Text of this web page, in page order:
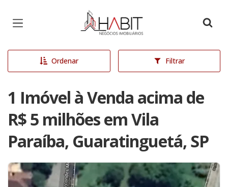
Página inicial
Ordenar Filtrar
1 Imóvel à Venda acima de
R$ 5 milhões em Vila
Paraíba, Guaratinguetá, SP